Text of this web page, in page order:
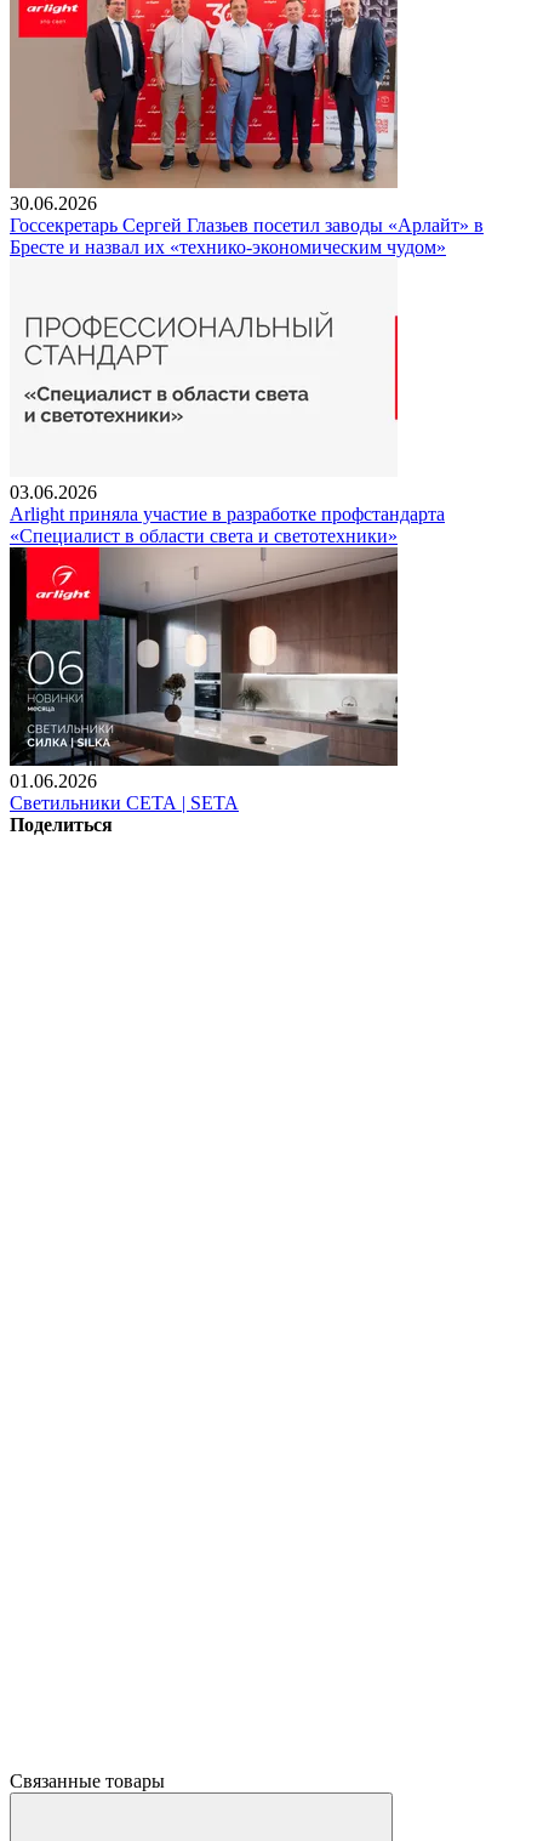
30.06.2026
Госсекретарь Сергей Глазьев посетил заводы «Арлайт» в
Бресте и назвал их «технико-экономическим чудом»
03.06.2026
Arlight приняла участие в разработке профстандарта
«Специалист в области света и светотехники»
01.06.2026
Светильники СЕТА | SETA
Поделиться
Связанные товары